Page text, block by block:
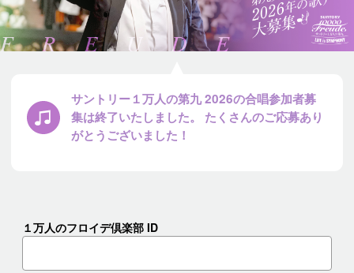
サントリー１万人の第九 2026の合唱参加者募
集は終了いたしました。 たくさんのご応募あり
がとうございました！
１万人のフロイデ倶楽部 ID